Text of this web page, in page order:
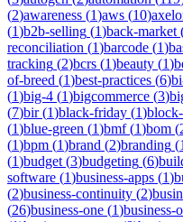
(2)awareness (1)aws (10)
(1)b2b-selling (1)back-market
reconciliation (1)barcode (1)
tracking (2)bcrs (1)beauty (1)
of-breed (1)best-practices (6)
(1)big-4 (1)bigcommerce (3)
(7)bir(1)black-friday (1)
(1)blue-green (1)bmf(1)bom (
(1)bpm (1)brand (2)branding (1
(1)budget (3)budgeting (6)
software (1)business-apps (1)
(2)business-continuity (2)
(26)business-one (1)business-